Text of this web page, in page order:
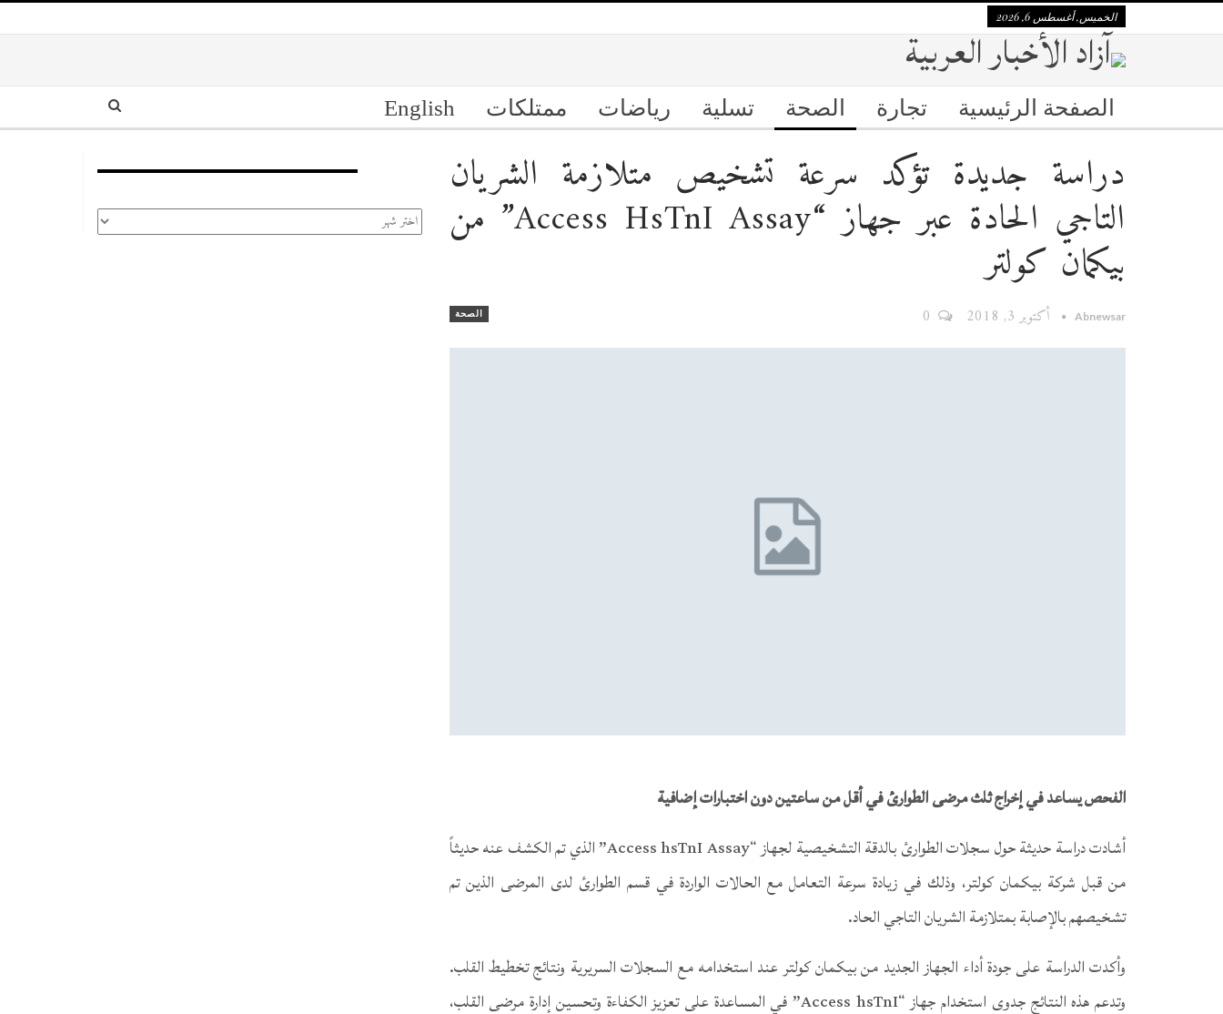
الخميس, أغسطس 6, 2026
الصفحة الرئيسية تجارة الصحة تسلية رياضات ممتلكات English
دراسة جديدة تؤكد سرعة تشخيص متلازمة الشريان
التاجي الحادة عبر جهاز “Access HsTnI Assay” من
بيكمان كولتر
الصحة Abnewsar أكتوبر 3, 2018
الفحص يساعد في إخراج ثلثمرضى الطوارئ في أقل من ساعتين دون اختبارات إضافية
أشادت دراسة حديثة حول سجلات الطوارئ بالدقة التشخيصية لجهاز “Access hsTnI Assay” الذي تم الكشف عنه حديثاً
من قبل شركة بيكمان كولتر، وذلك في زيادة سرعة التعامل مع الحالات الواردة في قسم الطوارئ لدى المرضى الذين تم
تشخيصهم بالإصابة بمتلازمة الشريان التاجي الحاد.
وأكدت الدراسة على جودة أداء الجهاز الجديد من بيكمان كولتر عند استخدامه مع السجلات السريرية ونتائج تخطيط القلب.
وتدعم هذه النتائج جدوى استخدام جهاز “Access hsTnI” في المساعدة على تعزيز الكفاءة وتحسين إدارة مرضى القلب،
الأرشيف